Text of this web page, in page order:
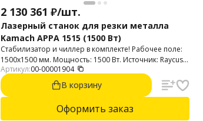
2 130 361 ₽/шт.
Лазерный станок для резки металла
Kamach APPA 1515 (1500 Вт)
Стабилизатор и чиллер в комплекте! Рабочее поле:
1500х1500 мм. Мощность: 1500 Вт. Источник: Raycus.
Автофокус. Резка стали до 12 мм. Нержавейки до 6
мм. Алюминий до 4 мм.
Артикул:00-00001904
В корзину
Оформить заказ